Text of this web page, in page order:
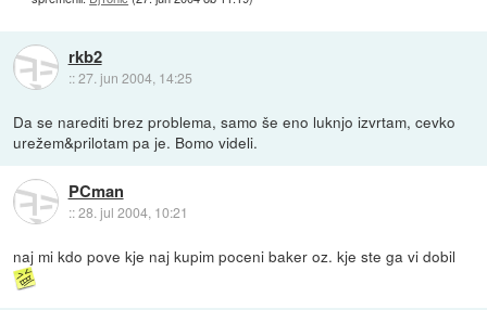
rkb2
::27. jun 2004, 14:25
Da se narediti brez problema, samo še eno luknjo izvrtam, cevko
urežem&prilotam pa je. Bomo videli.
PCman
::28. jul 2004, 10:21
naj mi kdo pove kje naj kupim poceni baker oz. kje ste ga vi dobil